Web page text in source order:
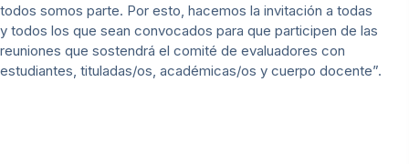
todos somos parte. Por esto, hacemos la invitación a todas
y todos los que sean convocados para que participen de las
reuniones que sostendrá el comité de evaluadores con
estudiantes, tituladas/os, académicas/os y cuerpo docente”.